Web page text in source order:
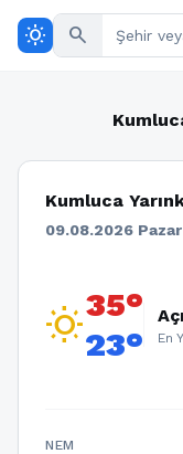
wb_sunny search
Kumluca
09.08.2026 Pazar
wb_sunny35°
23°
En
NEM